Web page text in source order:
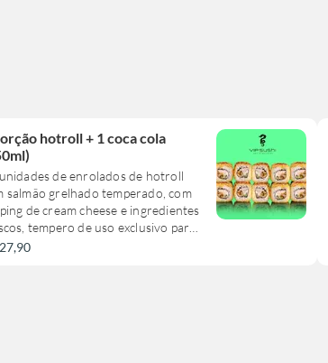
hotroll + 1 coca cola
de enrolados de hotroll
salmão grelhado temperado, com
de cream cheese e ingredientes
tempero de uso exclusivo para
que deixa aquele sabor